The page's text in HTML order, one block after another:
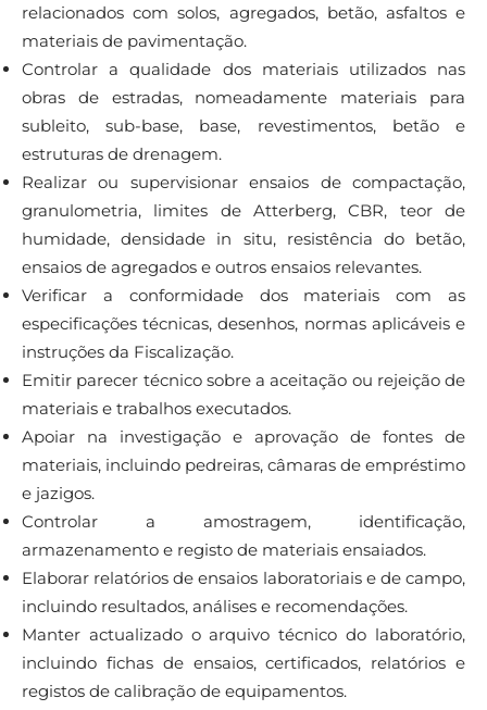
relacionados com solos, agregados, betão, asfaltos e
materiais de pavimentação.
Controlar a qualidade dos materiais utilizados nas
obras de estradas, nomeadamente materiais para
subleito, sub-base, base, revestimentos, betão e
estruturas de drenagem.
Realizar ou supervisionar ensaios de compactação,
granulometria, limites de Atterberg, CBR, teor de
humidade, densidade in situ, resistência do betão,
ensaios de agregados e outros ensaios relevantes.
Verificar a conformidade dos materiais com as
especificações técnicas, desenhos, normas aplicáveis e
instruções da Fiscalização.
Emitir parecer técnico sobre a aceitação ou rejeição de
materiais e trabalhos executados.
Apoiar na investigação e aprovação de fontes de
materiais, incluindo pedreiras, câmaras de empréstimo
e jazigos.
Controlar a amostragem, identificação,
armazenamento e registo de materiais ensaiados.
Elaborar relatórios de ensaios laboratoriais e de campo,
incluindo resultados, análises e recomendações.
Manter actualizado o arquivo técnico do laboratório,
incluindo fichas de ensaios, certificados, relatórios e
registos de calibração de equipamentos.